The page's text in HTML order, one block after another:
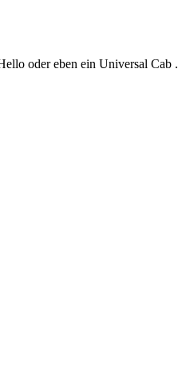
oder eben ein Universal Cab .